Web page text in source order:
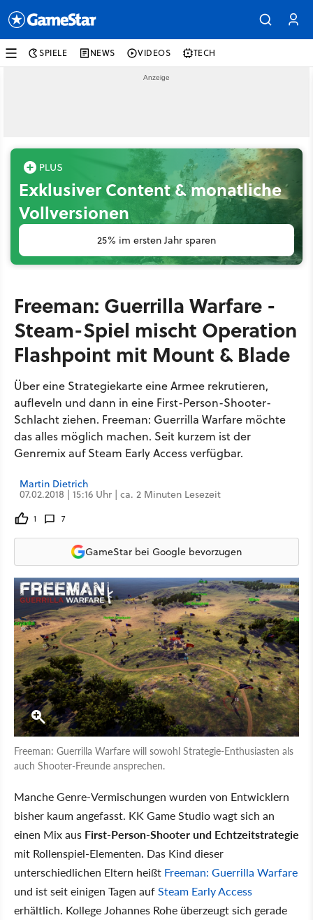
SPIELE NEWS VIDEOS TECH
Exklusiver Content & monatliche
Vollversionen
25% im ersten Jahr sparen
Freeman: Guerrilla Warfare -
Steam-Spiel mischt Operation
Flashpoint mit Mount & Blade
Über eine Strategiekarte eine Armee rekrutieren,
aufleveln und dann in eine First-Person-Shooter-
Schlacht ziehen. Freeman: Guerrilla Warfare möchte
das alles möglich machen. Seit kurzem ist der
Genremix auf Steam Early Access verfügbar.
Martin Dietrich
07.02.2018 | 15:16 Uhr | ca. 2 Minuten Lesezeit
1 7
GameStar bei Google bevorzugen
Freeman: Guerrilla Warfare will sowohl Strategie-Enthusiasten als
auch Shooter-Freunde ansprechen.
Manche Genre-Vermischungen wurden von Entwicklern
bisher kaum angefasst. KK Game Studio wagt sich an
einen Mix aus First-Person-Shooter und Echtzeitstrategie
mit Rollenspiel-Elementen. Das Kind dieser
unterschiedlichen Eltern heißt Freeman: Guerrilla Warfare
und ist seit einigen Tagen aufSteam Early Access
erhältlich. Kollege Johannes Rohe überzeugt sich gerade